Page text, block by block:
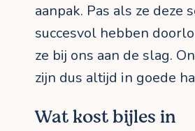
aanpak. Pas als ze deze
succesvol hebben
ze bij ons aan de slag.
zijn dus altijd in goede
Wat kost bijles in